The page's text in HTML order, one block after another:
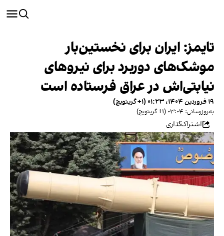
تایمز: ایران برای نخستین‌بار
موشک‌های دوربرد برای نیروهای
نیابتی‌اش در عراق فرستاده است
۱۹ فروردین ۱۴۰۴، ۰۱:۲۳ (‎+۱ گرینویچ)
به‌روزرسانی: ۰۳:۰۴ (‎+۱ گرینویچ)
اشتراک‌گذاری